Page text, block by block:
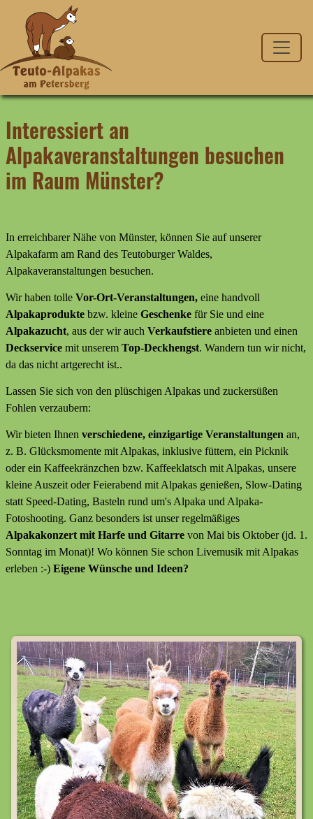
Interessiert an
Alpakaveranstaltungen besuchen
im Raum Münster?
In erreichbarer Nähe von Münster, können Sie auf unserer
Alpakafarm am Rand des Teutoburger Waldes,
Alpakaveranstaltungen besuchen.
Wir haben tolle Vor-Ort-Veranstaltungen, eine handvoll
Alpakaprodukte bzw. kleine Geschenke für Sie und eine
Alpakazucht, aus der wir auch Verkaufstiere anbieten und einen
Deckservice mit unserem Top-Deckhengst. Wandern tun wir nicht,
da das nicht artgerecht ist..
Lassen Sie sich von den plüschigen Alpakas und zuckersüßen
Fohlen verzaubern:
Wir bieten Ihnen verschiedene, einzigartige Veranstaltungen an,
z. B. Glücksmomente mit Alpakas, inklusive füttern, ein Picknik
oder ein Kaffeekränzchen bzw. Kaffeeklatsch mit Alpakas, unsere
kleine Auszeit oder Feierabend mit Alpakas genießen, Slow-Dating
statt Speed-Dating, Basteln rund um's Alpaka und Alpaka-
Fotoshooting. Ganz besonders ist unser regelmäßiges
Alpakakonzert mit Harfe und Gitarre von Mai bis Oktober (jd. 1.
Sonntag im Monat)! Wo können Sie schon Livemusik mit Alpakas
erleben :-) Eigene Wünsche und Ideen?